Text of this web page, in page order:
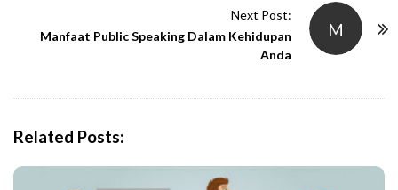
M
Next Post:
Manfaat Public Speaking Dalam Kehidupan
Anda
Related Posts: